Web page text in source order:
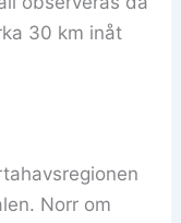
30 km inåt
Norr om